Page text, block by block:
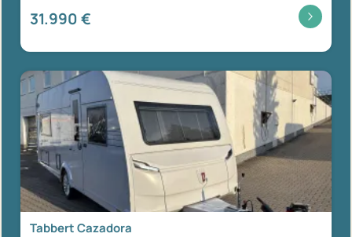
31.990 €
Tabbert Cazadora